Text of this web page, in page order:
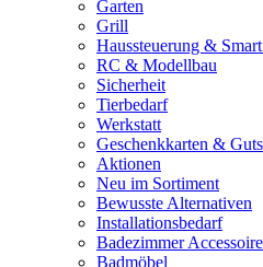
Garten
Grill
Haussteuerung &
RC & Modellbau
Sicherheit
Tierbedarf
Werkstatt
Geschenkkarten &
Aktionen
Neu im Sortiment
Bewusste Alternativen
Installationsbedarf
Badezimmer
Badmöbel